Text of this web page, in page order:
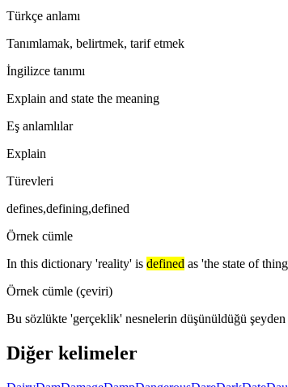
Türkçe anlamı
Tanımlamak, belirtmek, tarif etmek
İngilizce tanımı
Explain and state the meaning
Eş anlamlılar
Explain
Türevleri
defines,defining,defined
Örnek cümle
In this dictionary 'reality' is defined as 'the state of
Örnek cümle (çeviri)
Bu sözlükte 'gerçeklik' nesnelerin düşünüldüğü
Diğer kelimeler